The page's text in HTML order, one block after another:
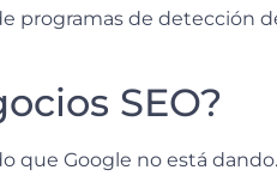
programas de detección
SEO?
que Google no está